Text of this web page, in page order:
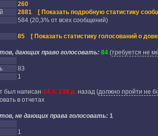
260
2881
[ Показать подробную статистику
584 (20,3% от всех сообщений)
85 [ Показать статистику голосований о
дающих право голосовать: 84(требуется не
83
1
был написан 14 л. 138 д.назад(должно пройти не
в отчетах
не дающих права голосовать: 1
1